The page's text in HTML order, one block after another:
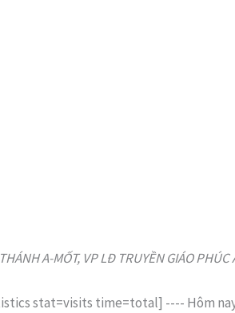
A-MỐT, VP LĐ TRUYỀN GIÁO
stat=visits time=total] ---- Hôm